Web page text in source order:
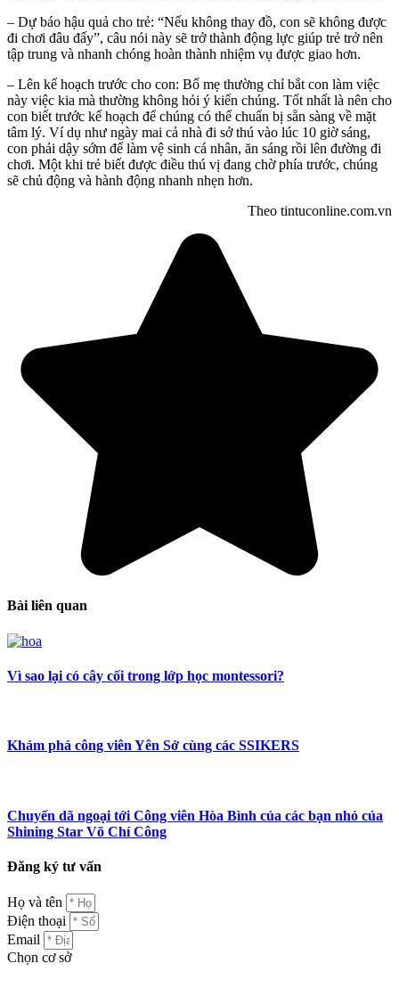
– Dự báo hậu quả cho trẻ: “Nếu không thay đồ, con sẽ không được
đi chơi đâu đấy”, câu nói này sẽ trở thành động lực giúp trẻ trở nên
tập trung và nhanh chóng hoàn thành nhiệm vụ được giao hơn.
– Lên kế hoạch trước cho con: Bố mẹ thường chỉ bắt con làm việc
này việc kia mà thường không hỏi ý kiến chúng. Tốt nhất là nên cho
con biết trước kế hoạch để chúng có thể chuẩn bị sẵn sàng về mặt
tâm lý. Ví dụ như ngày mai cả nhà đi sở thú vào lúc 10 giờ sáng,
con phải dậy sớm để làm vệ sinh cá nhân, ăn sáng rồi lên đường đi
chơi. Một khi trẻ biết được điều thú vị đang chờ phía trước, chúng
sẽ chủ động và hành động nhanh nhẹn hơn.
Theo tintuconline.com.vn
Bài liên quan
Vì sao lại có cây cối trong lớp học montessori?
Khám phá công viên Yên Sở cùng các SSIKERS
Chuyến dã ngoại tới Công viên Hòa Bình của các bạn nhỏ của
Shining Star Võ Chí Công
Đăng ký tư vấn
Họ và tên
Điện thoại
Email
Chọn cơ sở